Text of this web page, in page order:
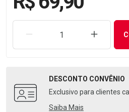
REMOVER UMA UNIDADE
DESCONTO CONVÊNIO
Exclusivo para clientes
Saiba Mais